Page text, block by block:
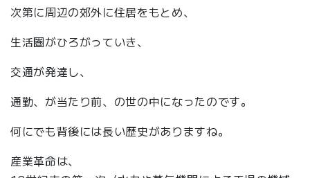
次第に周辺の郊外に住居をもとめ、
生活圏がひろがっていき、
交通が発達し、
通勤、が当たり前、の世の中になったのです。
何にでも背後には長い歴史がありますね。
産業革命は、